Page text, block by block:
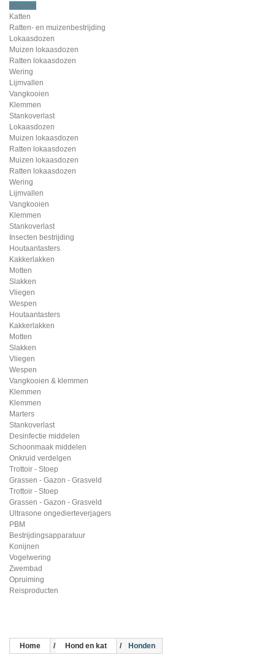
Honden
Katten
Ratten- en muizenbestrijding
Lokaasdozen
Muizen lokaasdozen
Ratten lokaasdozen
Wering
Lijmvallen
Vangkooien
Klemmen
Stankoverlast
Lokaasdozen
Muizen lokaasdozen
Ratten lokaasdozen
Muizen lokaasdozen
Ratten lokaasdozen
Wering
Lijmvallen
Vangkooien
Klemmen
Stankoverlast
Insecten bestrijding
Houtaantasters
Kakkerlakken
Motten
Slakken
Vliegen
Wespen
Houtaantasters
Kakkerlakken
Motten
Slakken
Vliegen
Wespen
Vangkooien & klemmen
Klemmen
Klemmen
Marters
Stankoverlast
Desinfectie middelen
Schoonmaak middelen
Onkruid verdelgen
Trottoir - Stoep
Grassen - Gazon - Grasveld
Trottoir - Stoep
Grassen - Gazon - Grasveld
Ultrasone ongedierteverjagers
PBM
Bestrijdingsapparatuur
Konijnen
Vogelwering
Zwembad
Opruiming
Reisproducten
Home Hond en kat Honden